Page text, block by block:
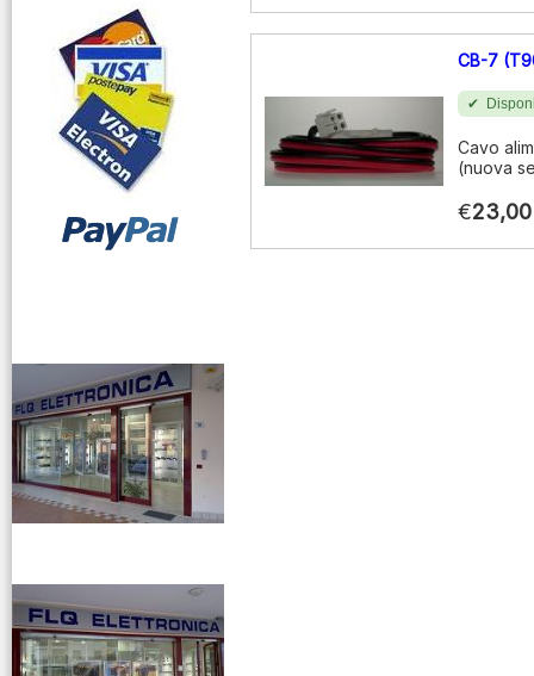
CB-7
Cavo
(nuova
€23,00